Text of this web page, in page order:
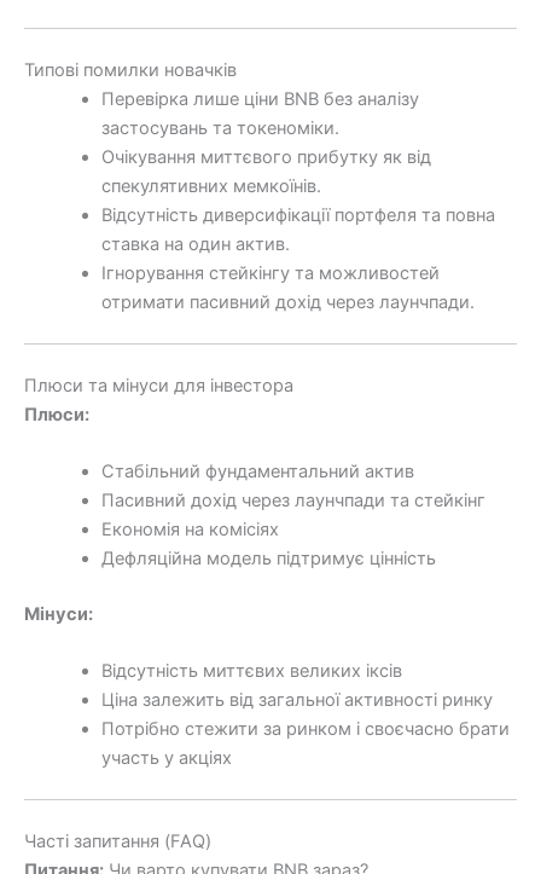
Типові помилки новачків
Перевірка лише ціни BNB без аналізу
застосувань та токеноміки.
Очікування миттєвого прибутку як від
спекулятивних мемкоїнів.
Відсутність диверсифікації портфеля та повна
ставка на один актив.
Ігнорування стейкінгу та можливостей
отримати пасивний дохід через лаунчпади.
Плюси та мінуси для інвестора
Плюси:
Стабільний фундаментальний актив
Пасивний дохід через лаунчпади та стейкінг
Економія на комісіях
Дефляційна модель підтримує цінність
Мінуси:
Відсутність миттєвих великих іксів
Ціна залежить від загальної активності ринку
Потрібно стежити за ринком і своєчасно брати
участь у акціях
Часті запитання (FAQ)